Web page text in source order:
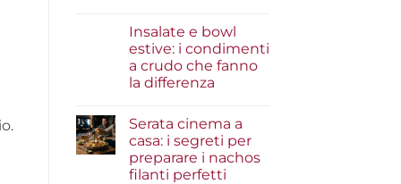
su
Tacos
di
pesce:
la
guida
per
un
risultato
gourmet
Insalate e bowl
estive: i condimenti
a crudo che fanno
la differenza
su
e
bowl
estive:
Serata cinema a
casa: i segreti per
preparare i nachos
filanti perfetti